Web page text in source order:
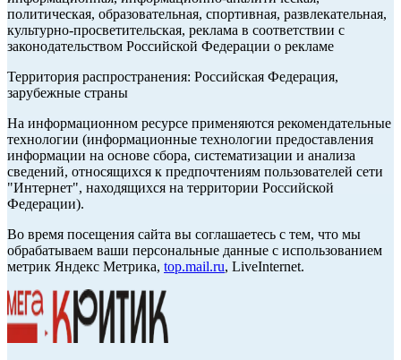
политическая, образовательная, спортивная, развлекательная,
культурно-просветительская, реклама в соответствии с
законодательством Российской Федерации о рекламе
Территория распространения: Российская Федерация,
зарубежные страны
На информационном ресурсе применяются рекомендательные
технологии (информационные технологии предоставления
информации на основе сбора, систематизации и анализа
сведений, относящихся к предпочтениям пользователей сети
"Интернет", находящихся на территории Российской
Федерации).
Во время посещения сайта вы соглашаетесь с тем, что мы
обрабатываем ваши персональные данные с использованием
метрик Яндекс Метрика, top.mail.ru, LiveInternet.